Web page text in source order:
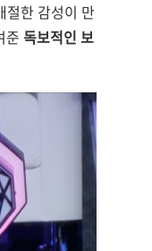
절한 감성이 만
준 독보적인 보